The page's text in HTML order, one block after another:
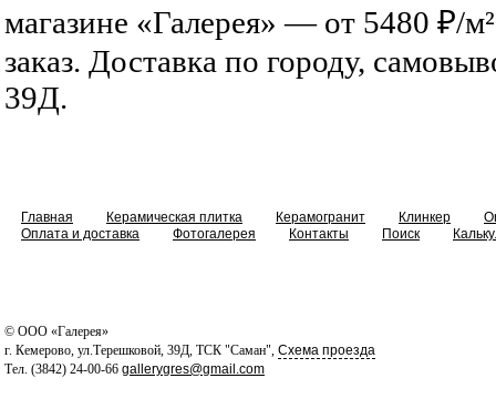
магазине «Галерея» — от 5480 ₽/
заказ. Доставка по городу,
39Д.
Главная Керамическая плитка Керамогранит Клинкер
Оплата и доставка
Фотогалерея Контакты Поиск
© ООО «Галерея»
г. Кемерово, ул.Терешковой, 39Д, ТСК "Саман", Схема проезда
Тел. (3842) 24-00-66 gallerygres@gmail.com